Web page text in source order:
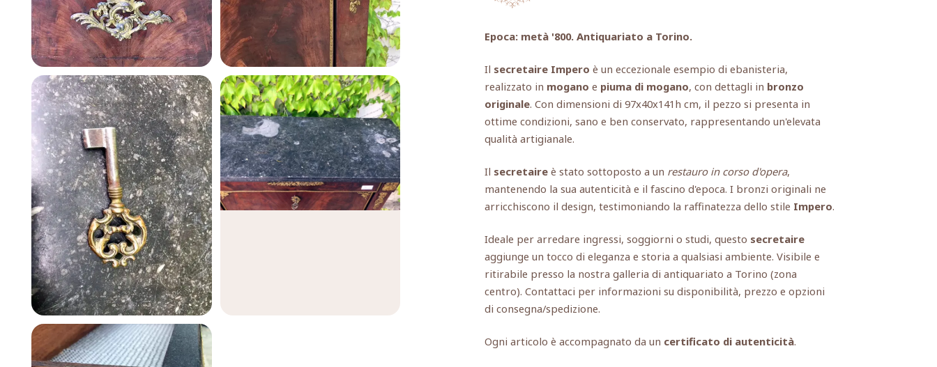
Epoca: metà '800. Antiquariato a Torino.
Il secretaire Impero è un eccezionale esempio di ebanisteria,
realizzato in mogano e piuma di mogano, con dettagli in bronzo
originale. Con dimensioni di 97x40x141h cm, il pezzo si presenta in
ottime condizioni, sano e ben conservato, rappresentando un'elevata
qualità artigianale.
Il secretaire è stato sottoposto a un restauro in corso d'opera,
mantenendo la sua autenticità e il fascino d'epoca. I bronzi originali ne
arricchiscono il design, testimoniando la raffinatezza dello stile Impero.
Ideale per arredare ingressi, soggiorni o studi, questo secretaire
aggiunge un tocco di eleganza e storia a qualsiasi ambiente. Visibile e
ritirabile presso la nostra galleria di antiquariato a Torino (zona
centro). Contattaci per informazioni su disponibilità, prezzo e opzioni
di consegna/spedizione.
Ogni articolo è accompagnato da un certificato di autenticità.